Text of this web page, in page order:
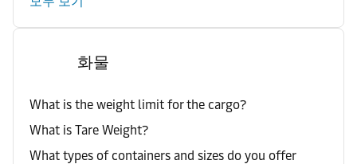
화물
What is the weight limit for the cargo?
What is Tare Weight?
What types of containers and sizes do you offer